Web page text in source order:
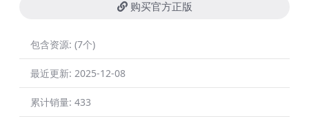
购买官方正版
包含资源: (7个)
最近更新: 2025-12-08
累计销量: 433